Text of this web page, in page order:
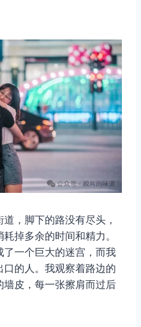
，脚下的路没有尽头，
掉多余的时间和精力。
一个巨大的迷宫，而我
的人。我观察着路边的
皮，每一张擦肩而过后